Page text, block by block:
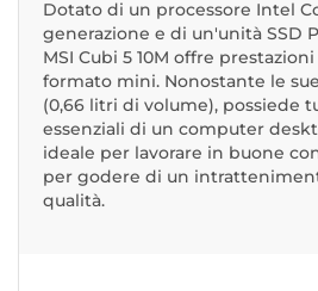
Dotato di un processore Intel
generazione e di un'unità SSD
MSI Cubi 5 10M offre
formato mini. Nonostante le
(0,66 litri di volume), possiede
essenziali di un computer
ideale per lavorare in buone
per godere di un
qualità.